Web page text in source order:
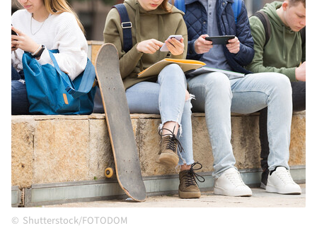
Shutterstock/FOTODOM